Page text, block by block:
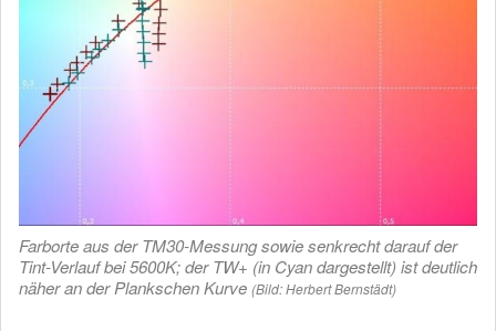
Farborte aus der TM30-Messung sowie senkrecht darauf der
Tint-Verlauf bei 5600K; der TW+ (in Cyan dargestellt) ist deutlich
näher an der Plankschen Kurve (Bild: Herbert Bernstädt)